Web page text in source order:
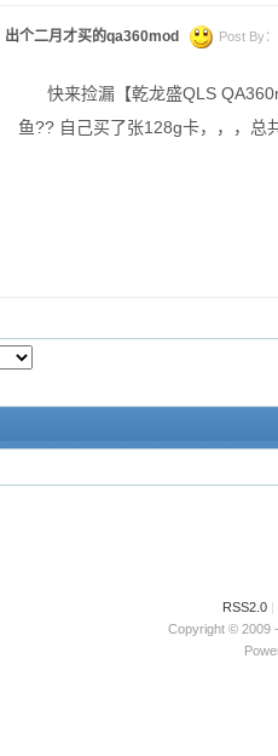
出个二月才买的qa360mod Post By
快来捡漏【乾龙盛QLS
鱼?? 自己买了张128g卡，，，总
RSS2.0 |
Copyright © 2009